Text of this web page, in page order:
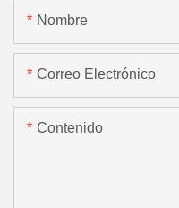
Nombre
Correo Electrónico
Contenido